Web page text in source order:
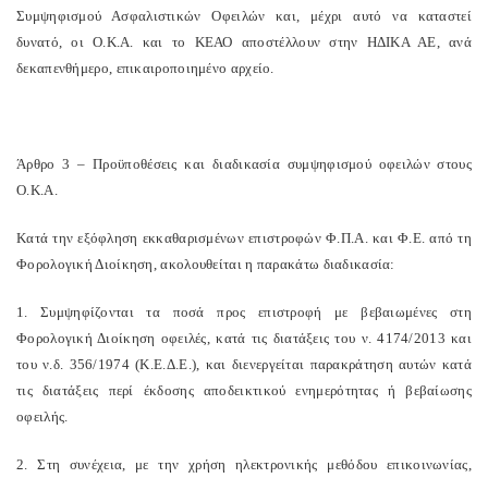
Συμψηφισμού Ασφαλιστικών Οφειλών και, μέχρι αυτό να καταστεί
δυνατό, οι Ο.Κ.Α. και το ΚΕΑΟ αποστέλλουν στην ΗΔΙΚΑ ΑΕ, ανά
δεκαπενθήμερο, επικαιροποιημένο αρχείο.
Άρθρο 3 – Προϋποθέσεις και διαδικασία συμψηφισμού οφειλών στους
Ο.Κ.Α.
Κατά την εξόφληση εκκαθαρισμένων επιστροφών Φ.Π.Α. και Φ.Ε. από τη
Φορολογική Διοίκηση, ακολουθείται η παρακάτω διαδικασία:
1. Συμψηφίζονται τα ποσά προς επιστροφή με βεβαιωμένες στη
Φορολογική Διοίκηση οφειλές, κατά τις διατάξεις του ν. 4174/2013 και
του ν.δ. 356/1974 (Κ.Ε.Δ.Ε.), και διενεργείται παρακράτηση αυτών κατά
τις διατάξεις περί έκδοσης αποδεικτικού ενημερότητας ή βεβαίωσης
οφειλής.
2. Στη συνέχεια, με την χρήση ηλεκτρονικής μεθόδου επικοινωνίας,